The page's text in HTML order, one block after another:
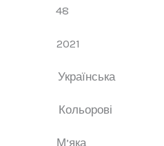
48
2021
Українська
Кольорові
М’яка